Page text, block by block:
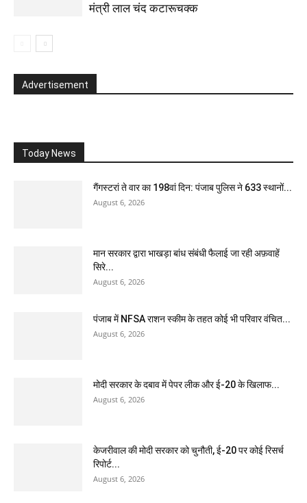
मंत्री लाल चंद कटारूचक्क
Advertisement
Today News
गैंगस्टरां ते वार का 198वां दिन: पंजाब पुलिस ने 633 स्थानों...
August 6, 2026
मान सरकार द्वारा भाखड़ा बांध संबंधी फैलाई जा रही अफ़वाहें
सिरे...
August 6, 2026
पंजाब में NFSA राशन स्कीम के तहत कोई भी परिवार वंचित...
August 6, 2026
मोदी सरकार के दबाव में पेपर लीक और ई-20 के खिलाफ...
August 6, 2026
केजरीवाल की मोदी सरकार को चुनौती, ई-20 पर कोई रिसर्च
रिपोर्ट...
August 6, 2026